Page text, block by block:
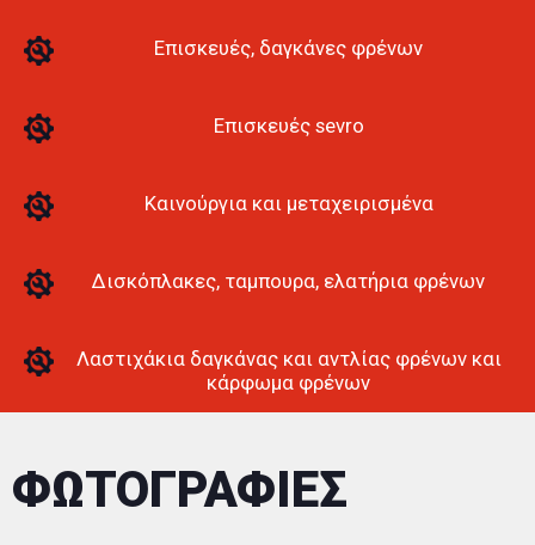
Επισκευές, δαγκάνες φρένων
Επισκευές sevro
Καινούργια και μεταχειρισμένα
Δισκόπλακες, ταμπουρα, ελατήρια φρένων
Λαστιχάκια δαγκάνας και αντλίας φρένων και
κάρφωμα φρένων
ΦΩΤΟΓΡΑΦΙΕΣ